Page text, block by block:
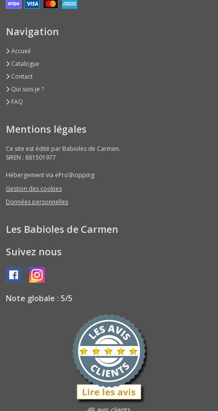
Navigation
Accueil
Catalogue
Contact
Qui suis-je ?
FAQ
Mentions légales
Ce site est édité par Babioles de Carmen.
SIREN : 881501977
Hébergement via eProShopping
Gestion des cookies
Données personnelles
Les Babioles de Carmen
Suivez nous
Note globale : 5/5